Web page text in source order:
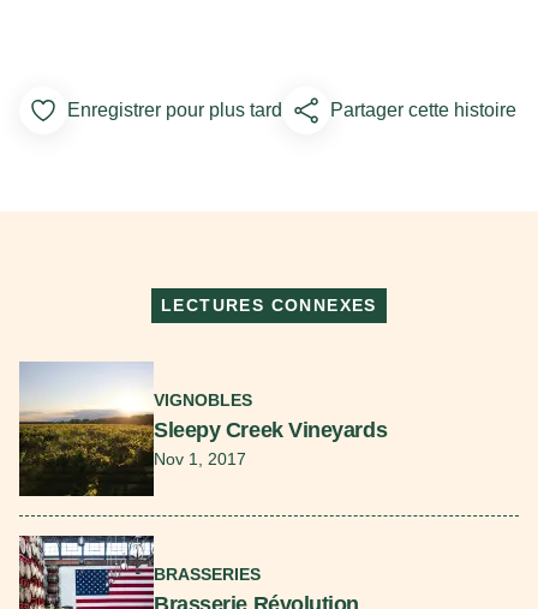
Add to Favorites
Enregistrer pour plus tard Partager cette histoire
LECTURES CONNEXES
VIGNOBLES
Sleepy Creek Vineyards
Nov 1, 2017
BRASSERIES